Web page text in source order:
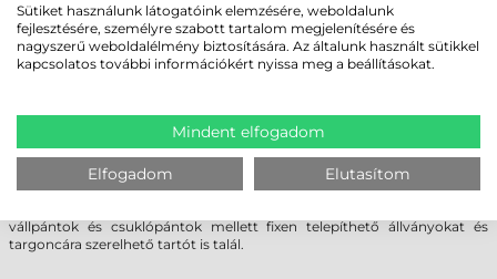
ötvözetből álló keret adja, ami kívülről gumival borítottak a kellemesebb
fogás és nagyobb mechanikai védelem érdekében. A készülékház
kialakításából adódóan több 1,2 méteres esést is hathatósan tompítani
tud, az IP54 tokozás és a zárható csatlakozók pedig a portól és a
használható marad. A -20 °C-os hideg sem árt meg neki, de akár 60 °C
közeli hőmérsékletek mellett is üzemképes marad. A HazLoc-NA Class 1
Division 2 (C1D2) tanúsítvány ezen felül garantálja, hogy egy esetleges
meghibásodás esetén sem okozhat tüzet még gyúlékony környezetben
sem, így egészen speciális igényeket is ki tud elégíteni.
vállpántok és csuklópántok mellett fixen telepíthető állványokat és
targoncára szerelhető tartót is talál.
Sütiket használunk látogatóink elemzésére, weboldalunk
fejlesztésére, személyre szabott tartalom megjelenítésére és
nagyszerű weboldalélmény biztosítására. Az általunk használt sütikkel
kapcsolatos további információkért nyissa meg a beállításokat.
Mindent elfogadom
Elfogadom Elutasítom